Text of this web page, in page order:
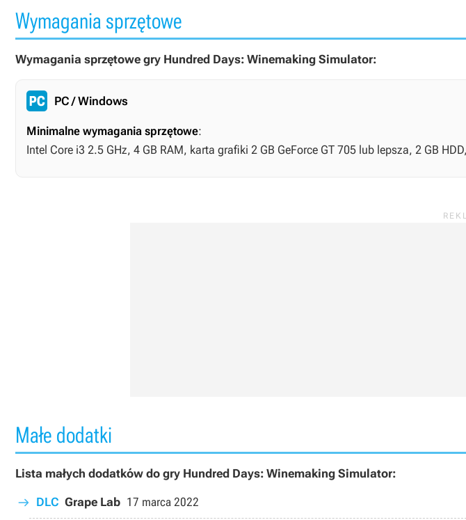
Wymagania sprzętowe
Wymagania sprzętowe gry Hundred Days: Winemaking Simulator:
PC / Windows
Minimalne wymagania sprzętowe:
Intel Core i3 2.5 GHz, 4 GB RAM, karta grafiki 2 GB GeForce GT 705 lub lepsza, 2 GB
Małe dodatki
Lista małych dodatków do gry Hundred Days: Winemaking Simulator:
DLC Grape Lab 17 marca 2022